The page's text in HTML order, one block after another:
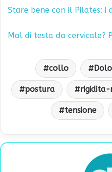
Stare bene con il Pilates: i
Mal di testa da cervicale?
collo
postura rigidita-
tensione